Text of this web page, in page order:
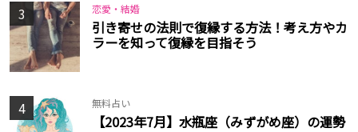
3 恋愛・結婚
引き寄せの法則で復縁する方法！考え方やカ
ラーを知って復縁を目指そう
4 無料占い
【2023年7月】水瓶座（みずがめ座）の運勢